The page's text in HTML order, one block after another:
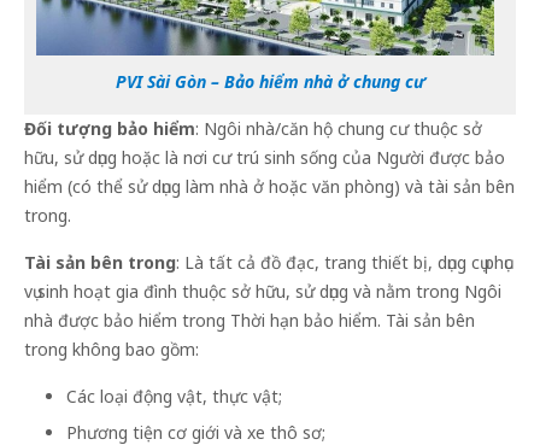
PVI Sài Gòn – Bảo hiểm nhà ở chung cư
Đối tượng bảo hiểm: Ngôi nhà/căn hộ chung cư thuộc sở
hữu, sử dụng hoặc là nơi cư trú sinh sống của Người được bảo
hiểm (có thể sử dụng làm nhà ở hoặc văn phòng) và tài sản bên
trong.
Tài sản bên trong: Là tất cả đồ đạc, trang thiết bị, dụng cụ phục
vụ sinh hoạt gia đình thuộc sở hữu, sử dụng và nằm trong Ngôi
nhà được bảo hiểm trong Thời hạn bảo hiểm. Tài sản bên
trong không bao gồm:
Các loại động vật, thực vật;
Phương tiện cơ giới và xe thô sơ;